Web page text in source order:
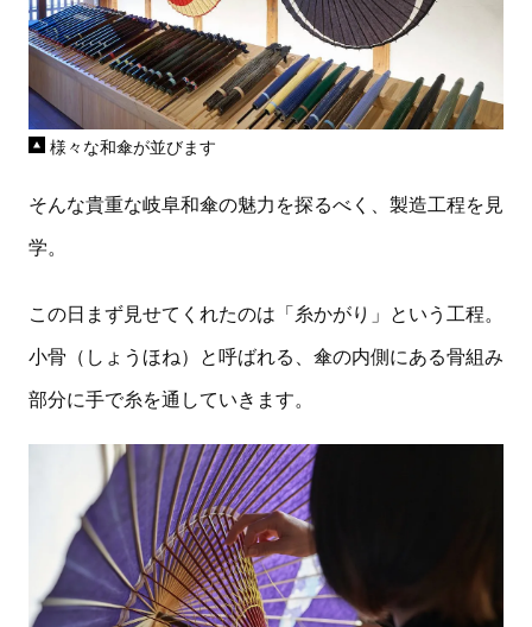
様々な和傘が並びます
そんな貴重な岐阜和傘の魅力を探るべく、製造工程を見
学。
この日まず見せてくれたのは「糸かがり」という工程。
小骨（しょうほね）と呼ばれる、傘の内側にある骨組み
部分に手で糸を通していきます。